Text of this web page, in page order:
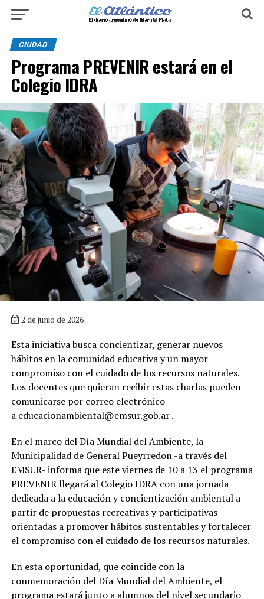
CIUDAD
Programa PREVENIR estará en el
Colegio IDRA
2 de junio de 2026
Esta iniciativa busca concientizar, generar nuevos
hábitos en la comunidad educativa y un mayor
compromiso con el cuidado de los recursos naturales.
Los docentes que quieran recibir estas charlas pueden
comunicarse por correo electrónico
a educacionambiental@emsur.gob.ar.
En el marco del Día Mundial del Ambiente, la
Municipalidad de General Pueyrredon -a través del
EMSUR- informa que este viernes de 10 a 13 el programa
PREVENIR llegará al Colegio IDRA con una jornada
dedicada a la educación y concientización ambiental a
partir de propuestas recreativas y participativas
orientadas a promover hábitos sustentables y fortalecer
el compromiso con el cuidado de los recursos naturales.
En esta oportunidad, que coincide con la
conmemoración del Día Mundial del Ambiente, el
programa estará junto a alumnos del nivel secundario